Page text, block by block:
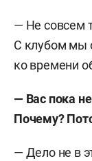
— Не совсем
С клубом мы
ко времени
— Вас пока
Почему?
— Дело не в